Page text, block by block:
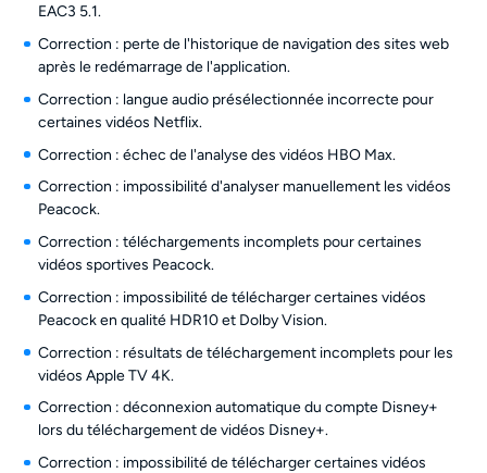
EAC3 5.1.
Correction : perte de l'historique de navigation des sites web
après le redémarrage de l'application.
Correction : langue audio présélectionnée incorrecte pour
certaines vidéos Netflix.
Correction : échec de l'analyse des vidéos HBO Max.
Correction : impossibilité d'analyser manuellement les vidéos
Peacock.
Correction : téléchargements incomplets pour certaines
vidéos sportives Peacock.
Correction : impossibilité de télécharger certaines vidéos
Peacock en qualité HDR10 et Dolby Vision.
Correction : résultats de téléchargement incomplets pour les
vidéos Apple TV 4K.
Correction : déconnexion automatique du compte Disney+
lors du téléchargement de vidéos Disney+.
Correction : impossibilité de télécharger certaines vidéos